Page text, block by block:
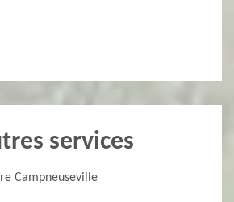
services
Campneuseville